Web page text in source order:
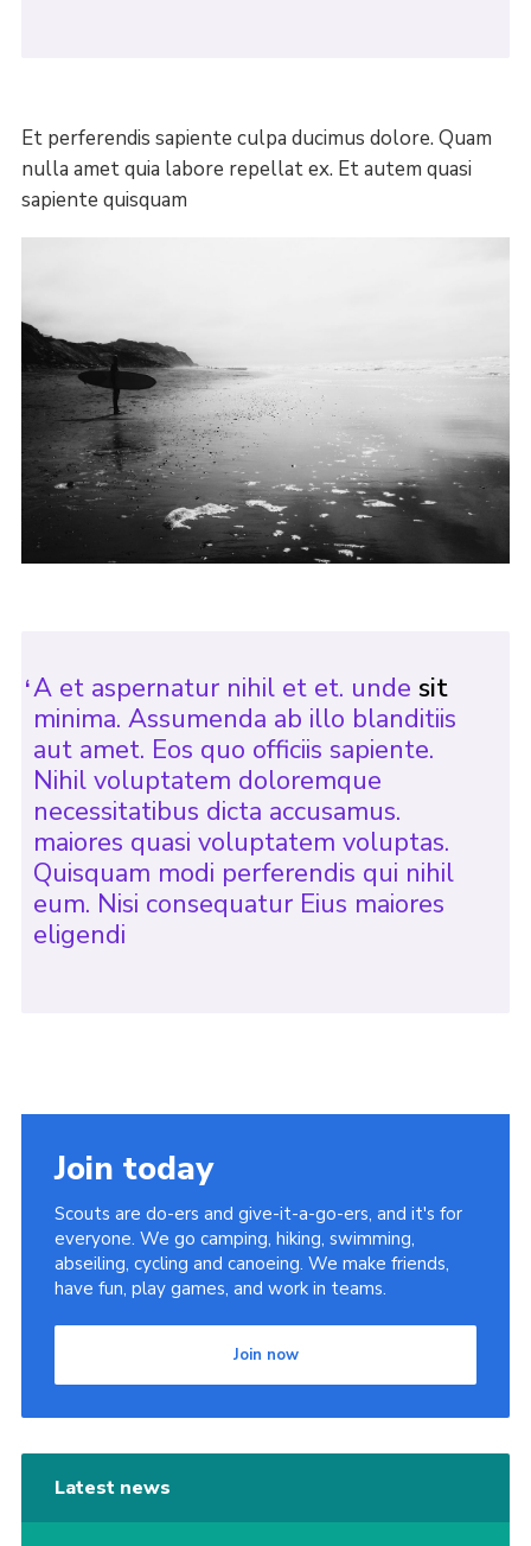
Et perferendis sapiente culpa ducimus dolore. Quam
nulla amet quia labore repellat ex. Et autem quasi
sapiente quisquam
A et aspernatur nihil et et. unde sit
minima. Assumenda ab illo blanditiis
aut amet. Eos quo officiis sapiente.
Nihil voluptatem doloremque
necessitatibus dicta accusamus.
maiores quasi voluptatem voluptas.
Quisquam modi perferendis qui nihil
eum. Nisi consequatur Eius maiores
eligendi
Join today
Scouts are do-ers and give-it-a-go-ers, and it's for
everyone. We go camping, hiking, swimming,
abseiling, cycling and canoeing. We make friends,
have fun, play games, and work in teams.
Join now
Latest news